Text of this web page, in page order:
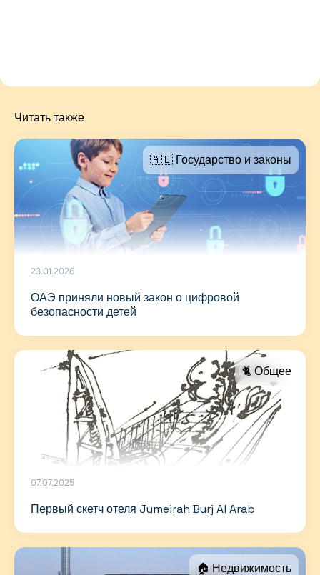
Читать также
🇦🇪 Государство и законы
23.01.2026
ОАЭ приняли новый закон о цифровой
безопасности детей
🐈 Общее
07.07.2025
Первый скетч отеля Jumeirah Burj Al Arab
🏠 Недвижимость